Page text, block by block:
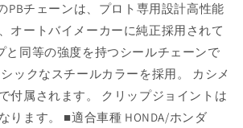
数
PBチェーンは、プロト専用設計高性能
オートバイメーカーに純正採用されて
と同等の強度を持つシールチェーンで
ックなスチールカラーを採用。 カシメ
付属されます。 クリップジョイントは
ります。 ■適合車種 HONDA/ホンダ